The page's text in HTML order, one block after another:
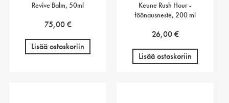
Revive Balm, 50ml
75,00€
Lisää ostoskoriin
Keune Rush Hour -
föönausneste, 200 ml
26,00€
Lisää ostoskoriin